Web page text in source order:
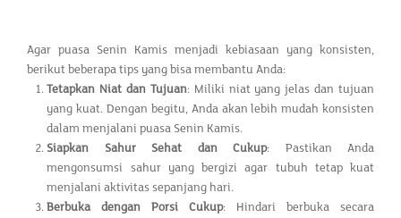
Agar puasa Senin Kamis menjadi kebiasaan yang konsisten,
berikut beberapa tips yang bisa membantu Anda:
Tetapkan Niat dan Tujuan: Miliki niat yang jelas dan tujuan
yang kuat. Dengan begitu, Anda akan lebih mudah konsisten
dalam menjalani puasa Senin Kamis.
Siapkan Sahur Sehat dan Cukup: Pastikan Anda
mengonsumsi sahur yang bergizi agar tubuh tetap kuat
menjalani aktivitas sepanjang hari.
Berbuka dengan Porsi Cukup: Hindari berbuka secara